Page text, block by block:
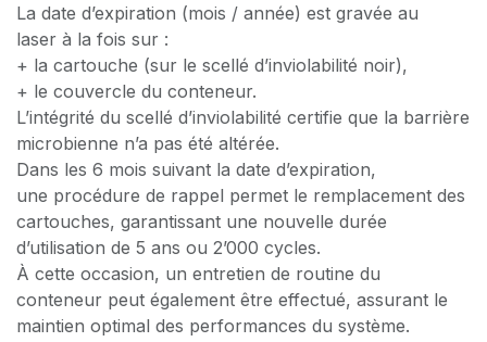
La date d’expiration (mois / année) est gravée au
laser à la fois sur :
​+ la cartouche (sur le scellé d’inviolabilité noir),
+ le couvercle du conteneur.
L’intégrité du scellé d’inviolabilité certifie que la barrière
microbienne n’a pas été altérée.
Dans les 6 mois suivant la date d’expiration,
une procédure de rappel permet le remplacement des
cartouches, garantissant une nouvelle durée
d’utilisation de 5 ans ou 2’000 cycles.
À cette occasion, un entretien de routine du
conteneur peut également être effectué, assurant le
maintien optimal des performances du système.